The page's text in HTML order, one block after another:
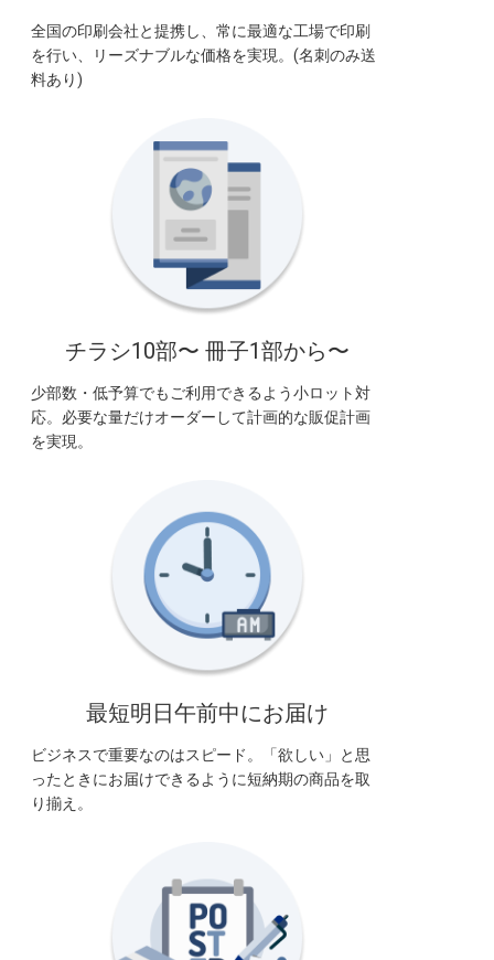
全国の印刷会社と提携し、常に最適な工場で印刷
を行い、リーズナブルな価格を実現。(名刺のみ送
料あり)
チラシ10部〜 冊子1部から〜
少部数・低予算でもご利用できるよう小ロット対
応。必要な量だけオーダーして計画的な販促計画
を実現。
最短明日午前中にお届け
ビジネスで重要なのはスピード。「欲しい」と思
ったときにお届けできるように短納期の商品を取
り揃え。